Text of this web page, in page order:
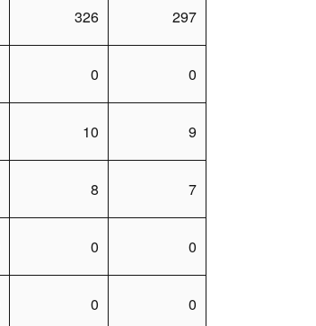
326 297
0 0
10 9
8 7
0 0
0 0